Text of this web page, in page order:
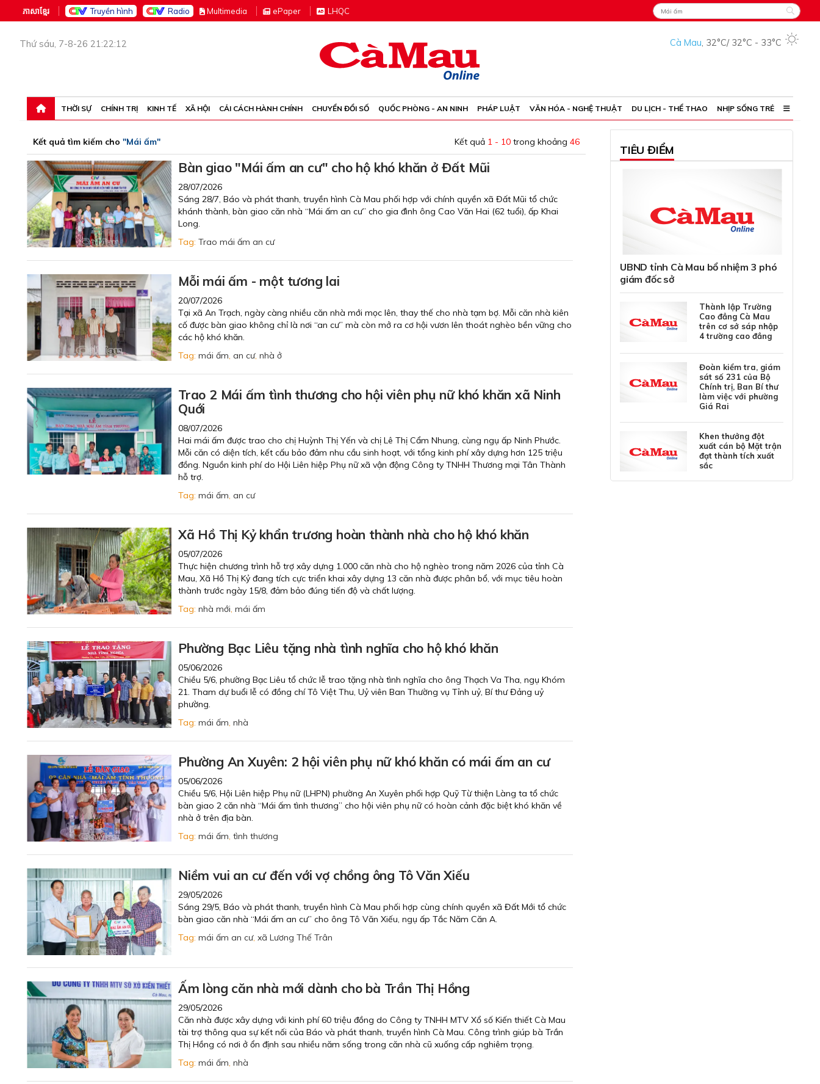
ភាសាខ្មែរ Truyền hình Radio Multimedia ePaper LHQC
Thứ sáu, 7-8-26 21:22:12 Cà Mau, 32°C/ 32°C - 33°C
THỜI SỰ CHÍNH TRỊ KINH TẾ XÃ HỘI CẢI CÁCH HÀNH CHÍNH CHUYỂN ĐỔI SỐ QUỐC PHÒNG - AN NINH PHÁP LUẬT VĂN HÓA - NGHỆ THUẬT DU LỊCH - THỂ THAO NHỊP SỐNG TRẺ
Kết quả tìm kiếm cho "Mái ấm" Kết quả 1 - 10 trong khoảng 46
Bàn giao "Mái ấm an cư" cho hộ khó khăn ở Đất Mũi
28/07/2026
Sáng 28/7, Báo và phát thanh, truyền hình Cà Mau phối hợp với chính quyền xã Đất Mũi tổ chức
khánh thành, bàn giao căn nhà “Mái ấm an cư” cho gia đình ông Cao Văn Hai (62 tuổi), ấp Khai
Long.
Tag: Trao mái ấm an cư
Mỗi mái ấm - một tương lai
20/07/2026
Tại xã An Trạch, ngày càng nhiều căn nhà mới mọc lên, thay thế cho nhà tạm bợ. Mỗi căn nhà kiên
cố được bàn giao không chỉ là nơi “an cư” mà còn mở ra cơ hội vươn lên thoát nghèo bền vững cho
các hộ khó khăn.
Tag: mái ấm, an cư, nhà ở
Trao 2 Mái ấm tình thương cho hội viên phụ nữ khó khăn xã Ninh
Quới
08/07/2026
Hai mái ấm được trao cho chị Huỳnh Thị Yến và chị Lê Thị Cẩm Nhung, cùng ngụ ấp Ninh Phước.
Mỗi căn có diện tích, kết cấu bảo đảm nhu cầu sinh hoạt, với tổng kinh phí xây dựng hơn 125 triệu
đồng. Nguồn kinh phí do Hội Liên hiệp Phụ nữ xã vận động Công ty TNHH Thương mại Tân Thành
hỗ trợ.
Tag: mái ấm, an cư
Xã Hồ Thị Kỷ khẩn trương hoàn thành nhà cho hộ khó khăn
05/07/2026
Thực hiện chương trình hỗ trợ xây dựng 1.000 căn nhà cho hộ nghèo trong năm 2026 của tỉnh Cà
Mau, Xã Hồ Thị Kỷ đang tích cực triển khai xây dựng 13 căn nhà được phân bổ, với mục tiêu hoàn
thành trước ngày 15/8, đảm bảo đúng tiến độ và chất lượng.
Tag: nhà mới, mái ấm
Phường Bạc Liêu tặng nhà tình nghĩa cho hộ khó khăn
05/06/2026
Chiều 5/6, phường Bạc Liêu tổ chức lễ trao tặng nhà tình nghĩa cho ông Thạch Va Tha, ngụ Khóm
21. Tham dự buổi lễ có đồng chí Tô Việt Thu, Uỷ viên Ban Thường vụ Tỉnh uỷ, Bí thư Đảng uỷ
phường.
Tag: mái ấm, nhà
Phường An Xuyên: 2 hội viên phụ nữ khó khăn có mái ấm an cư
05/06/2026
Chiều 5/6, Hội Liên hiệp Phụ nữ (LHPN) phường An Xuyên phối hợp Quỹ Từ thiện Làng ta tổ chức
bàn giao 2 căn nhà “Mái ấm tình thương” cho hội viên phụ nữ có hoàn cảnh đặc biệt khó khăn về
nhà ở trên địa bàn.
Tag: mái ấm, tình thương
Niềm vui an cư đến với vợ chồng ông Tô Văn Xiếu
29/05/2026
Sáng 29/5, Báo và phát thanh, truyền hình Cà Mau phối hợp cùng chính quyền xã Đất Mới tổ chức
bàn giao căn nhà “Mái ấm an cư” cho ông Tô Văn Xiếu, ngụ ấp Tắc Năm Căn A.
Tag: mái ấm an cư, xã Lương Thế Trân
Ấm lòng căn nhà mới dành cho bà Trần Thị Hồng
29/05/2026
Căn nhà được xây dựng với kinh phí 60 triệu đồng do Công ty TNHH MTV Xổ số Kiến thiết Cà Mau
tài trợ thông qua sự kết nối của Báo và phát thanh, truyền hình Cà Mau. Công trình giúp bà Trần
Thị Hồng có nơi ở ổn định sau nhiều năm sống trong căn nhà cũ xuống cấp nghiêm trọng.
Tag: mái ấm, nhà
TIÊU ĐIỂM
UBND tỉnh Cà Mau bổ nhiệm 3 phó
giám đốc sở
Thành lập Trường
Cao đẳng Cà Mau
trên cơ sở sáp nhập
4 trường cao đẳng
Đoàn kiểm tra, giám
sát số 231 của Bộ
Chính trị, Ban Bí thư
làm việc với phường
Giá Rai
Khen thưởng đột
xuất cán bộ Mặt trận
đạt thành tích xuất
sắc